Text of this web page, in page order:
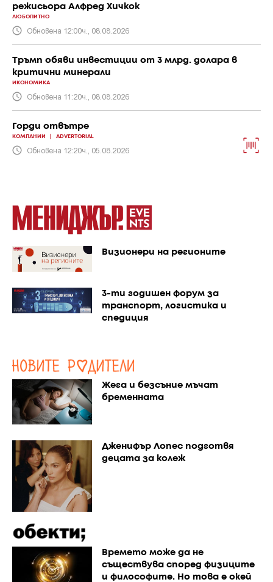
режисьора Алфред Хичкок
ЛЮБОПИТНО
Обновена 12:00ч., 08.08.2026
Тръмп обяви инвестиции от 3 млрд. долара в
критични минерали
ИКОНОМИКА
Обновена 11:20ч., 08.08.2026
Горди отвътре
КОМПАНИИ ADVERTORIAL
Обновена 12:20ч., 05.08.2026
Визионери на регионите
3-ти годишен форум за
транспорт, логистика и
спедиция
Жега и безсъние мъчат
бременната
Дженифър Лопес подготвя
децата за колеж
Времето може да не
съществува според физиците
и философите. Но това е окей